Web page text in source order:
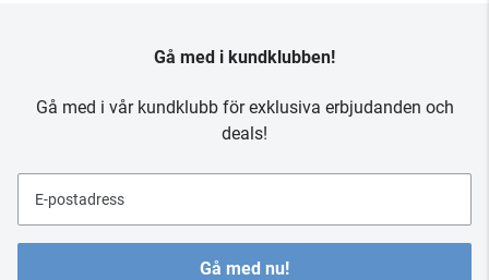
Gå med i kundklubben!
Gå med i vår kundklubb för exklusiva erbjudanden och
deals!
E-postadress
Gå med nu!